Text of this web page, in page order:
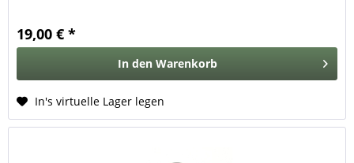
19,00 € *
In den Warenkorb
In's virtuelle Lager legen